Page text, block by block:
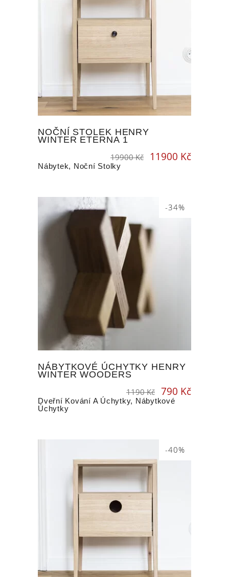
NOČNÍ STOLEK HENRY
WINTER ETERNA 1
19900Kč Original
price
was:
11900 KčCurrent
price
is:
Nábytek, Noční Stolky
-34%
NÁBYTKOVÉ ÚCHYTKY HENRY
WINTER WOODERS
1190Kč Original
price
was:
1190 Kč.
790 KčCurrent
price
is:
Dveřní Kování A Úchytky, Nábytkové
Úchytky
-40%